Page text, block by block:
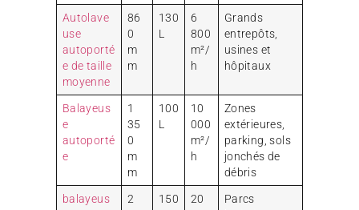
Autolave
use
autoporté
e de taille
moyenne
86
0
m
m
130
L
6
800
m²/
h
Grands
entrepôts,
usines et
hôpitaux
Balayeus
e
autoporté
e
1
35
0
m
m
100
L
10
000
m²/
h
Zones
extérieures,
parking, sols
jonchés de
débris
balayeus
2
150
20
Parcs